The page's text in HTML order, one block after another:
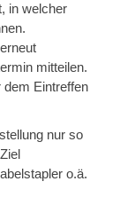
in welcher
mitteilen.
dem Eintreffen
nur so
o.ä.